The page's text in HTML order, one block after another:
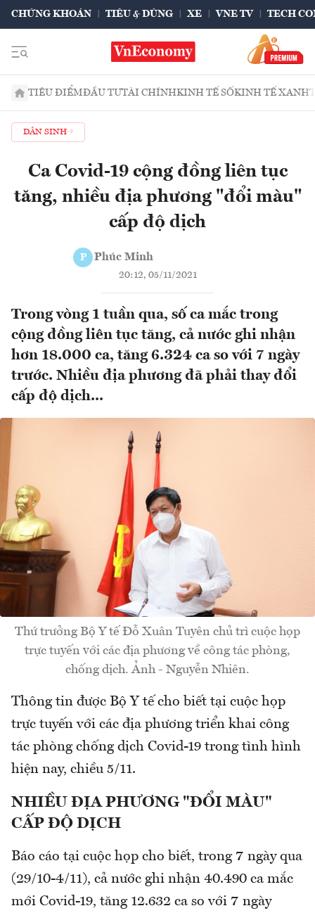
CHỨNG KHOÁN TIÊU & DÙNG XE VNE TV TECH
TIÊU ĐIỂMĐẦU TƯTÀI CHÍNHKINH TẾ SỐKINH TẾ XANH
DÂN SINH
Ca Covid-19 cộng đồng liên tục
tăng, nhiều địa phương "đổi màu"
cấp độ dịch
P Phúc Minh
20:12, 05/11/2021
Trong vòng 1 tuần qua, số ca mắc trong
cộng đồng liên tục tăng, cả nước ghi nhận
hơn 18.000 ca, tăng 6.324 ca so với 7 ngày
trước. Nhiều địa phương đã phải thay đổi
cấp độ dịch...
Thứ trưởng Bộ Y tế Đỗ Xuân Tuyên chủ trì cuộc họp
trực tuyến với các địa phương về công tác phòng,
chống dịch. Ảnh - Nguyễn Nhiên.
Thông tin được Bộ Y tế cho biết tại cuộc họp
trực tuyến với các địa phương triển khai công
tác phòng chống dịch Covid-19 trong tình hình
hiện nay, chiều 5/11.
NHIỀU ĐỊA PHƯƠNG "ĐỔI MÀU"
CẤP ĐỘ DỊCH
Báo cáo tại cuộc họp cho biết, trong 7 ngày qua
(29/10-4/11), cả nước ghi nhận 40.490 ca mắc
mới Covid-19, tăng 12.632 ca so với 7 ngày